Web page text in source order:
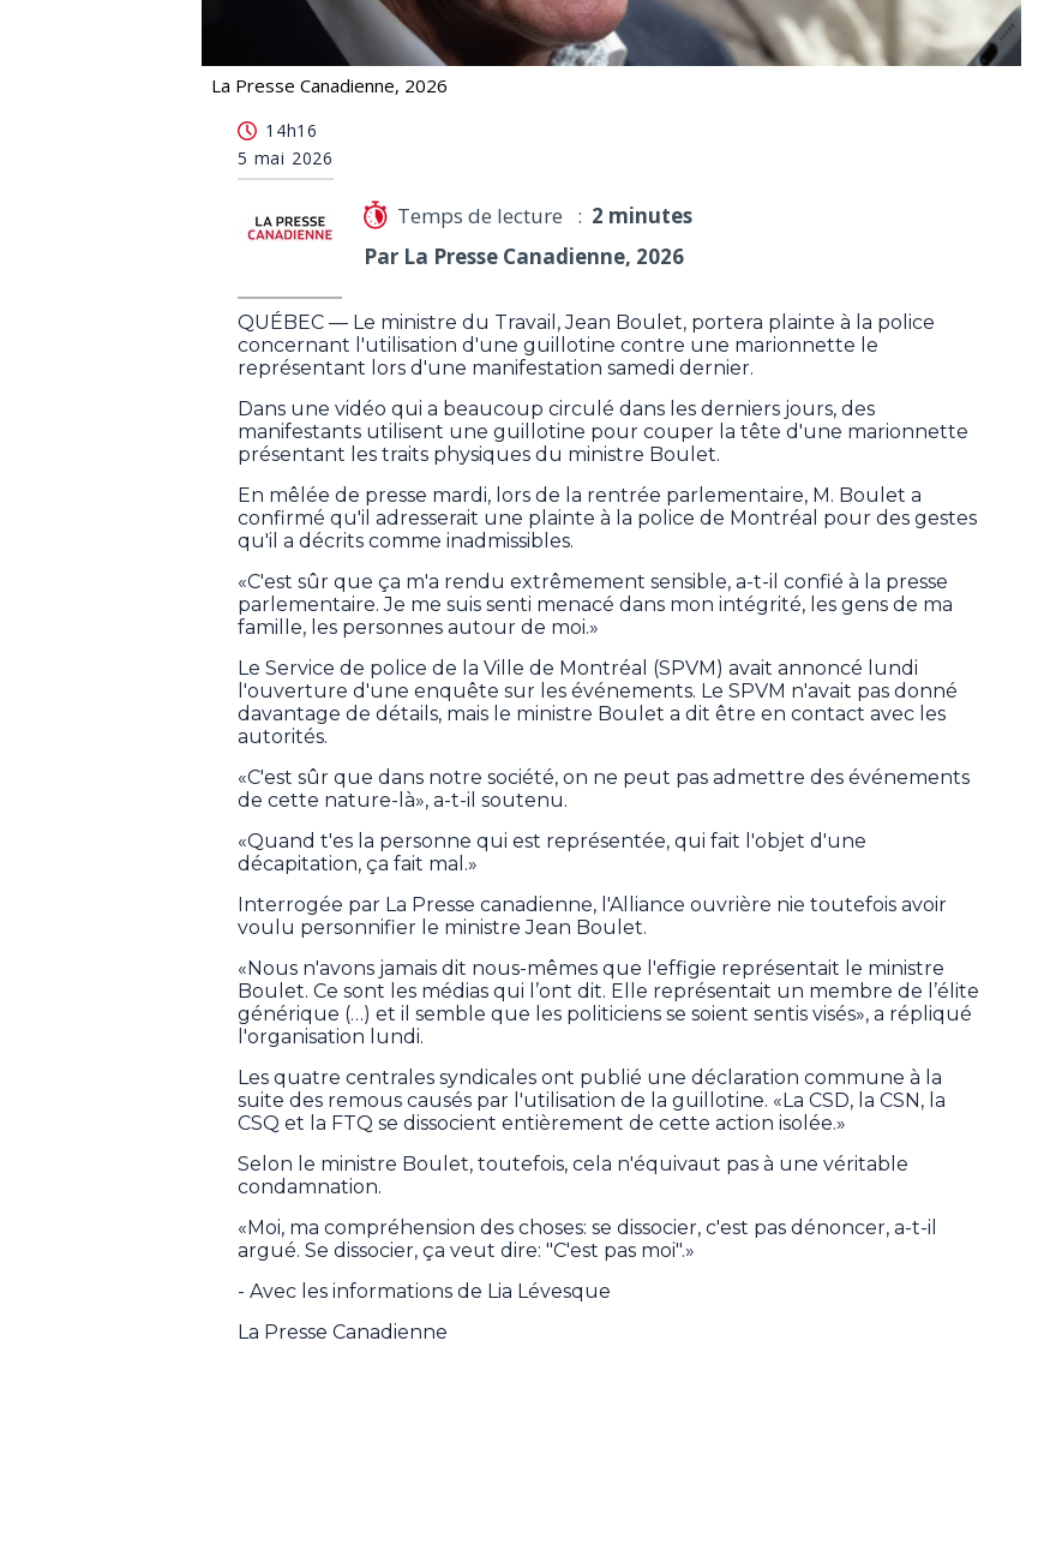
La Presse Canadienne, 2026
14h16
5 mai 2026
Temps de lecture : 2 minutes
Par La Presse Canadienne, 2026
QUÉBEC — Le ministre du Travail, Jean Boulet, portera plainte à la police
concernant l'utilisation d'une guillotine contre une marionnette le
représentant lors d'une manifestation samedi dernier.
Dans une vidéo qui a beaucoup circulé dans les derniers jours, des
manifestants utilisent une guillotine pour couper la tête d'une marionnette
présentant les traits physiques du ministre Boulet.
En mêlée de presse mardi, lors de la rentrée parlementaire, M. Boulet a
confirmé qu'il adresserait une plainte à la police de Montréal pour des gestes
qu'il a décrits comme inadmissibles.
«C'est sûr que ça m'a rendu extrêmement sensible, a-t-il confié à la presse
parlementaire. Je me suis senti menacé dans mon intégrité, les gens de ma
famille, les personnes autour de moi.»
Le Service de police de la Ville de Montréal (SPVM) avait annoncé lundi
l'ouverture d'une enquête sur les événements. Le SPVM n'avait pas donné
davantage de détails, mais le ministre Boulet a dit être en contact avec les
autorités.
«C'est sûr que dans notre société, on ne peut pas admettre des événements
de cette nature-là», a-t-il soutenu.
«Quand t'es la personne qui est représentée, qui fait l'objet d'une
décapitation, ça fait mal.»
Interrogée par La Presse canadienne, l'Alliance ouvrière nie toutefois avoir
voulu personnifier le ministre Jean Boulet.
«Nous n'avons jamais dit nous-mêmes que l'effigie représentait le ministre
Boulet. Ce sont les médias qui l’ont dit. Elle représentait un membre de l’élite
générique (…) et il semble que les politiciens se soient sentis visés», a répliqué
l'organisation lundi.
Les quatre centrales syndicales ont publié une déclaration commune à la
suite des remous causés par l'utilisation de la guillotine. «La CSD, la CSN, la
CSQ et la FTQ se dissocient entièrement de cette action isolée.»
Selon le ministre Boulet, toutefois, cela n'équivaut pas à une véritable
condamnation.
«Moi, ma compréhension des choses: se dissocier, c'est pas dénoncer, a-t-il
argué. Se dissocier, ça veut dire: "C'est pas moi".»
- Avec les informations de Lia Lévesque
La Presse Canadienne